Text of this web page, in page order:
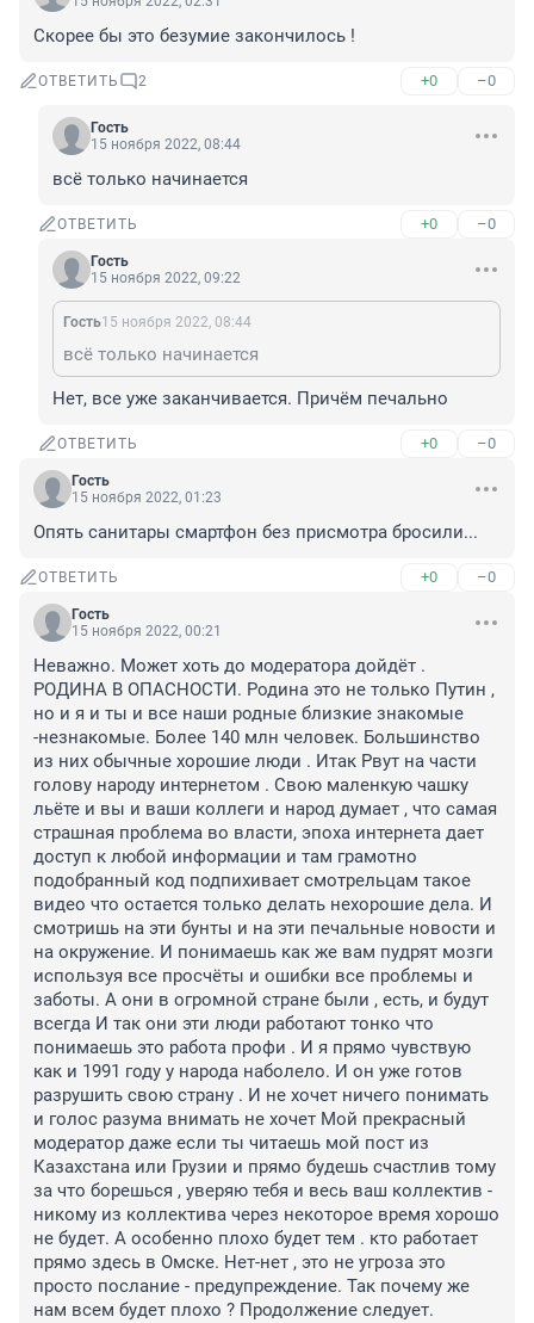
Скорее бы это безумие закончилось !
ОТВЕТИТЬ 2 +0 –0
Гость
15 ноября 2022, 08:44
всё только начинается
ОТВЕТИТЬ +0 –0
Гость
15 ноября 2022, 09:22
Гость15 ноября 2022, 08:44
всё только начинается
Нет, все уже заканчивается. Причём печально
ОТВЕТИТЬ +0 –0
Гость
15 ноября 2022, 01:23
Опять санитары смартфон без присмотра бросили...
ОТВЕТИТЬ +0 –0
Гость
15 ноября 2022, 00:21
Неважно. Может хоть до модератора дойдёт .
РОДИНА В ОПАСНОСТИ. Родина это не только Путин ,
но и я и ты и все наши родные близкие знакомые
-незнакомые. Более 140 млн человек. Большинство
из них обычные хорошие люди . Итак Рвут на части
голову народу интернетом . Свою маленкую чашку
льёте и вы и ваши коллеги и народ думает , что самая
страшная проблема во власти, эпоха интернета дает
доступ к любой информации и там грамотно
подобранный код подпихивает смотрельцам такое
видео что остается только делать нехорошие дела. И
смотришь на эти бунты и на эти печальные новости и
на окружение. И понимаешь как же вам пудрят мозги
используя все просчёты и ошибки все проблемы и
заботы. А они в огромной стране были , есть, и будут
всегда И так они эти люди работают тонко что
понимаешь это работа профи . И я прямо чувствую
как и 1991 году у народа наболело. И он уже готов
разрушить свою страну . И не хочет ничего понимать
и голос разума внимать не хочет Мой прекрасный
модератор даже если ты читаешь мой пост из
Казахстана или Грузии и прямо будешь счастлив тому
за что борешься , уверяю тебя и весь ваш коллектив -
никому из коллектива через некоторое время хорошо
не будет. А особенно плохо будет тем . кто работает
прямо здесь в Омске. Нет-нет , это не угроза это
просто послание - предупреждение. Так почему же
нам всем будет плохо ? Продолжение следует.